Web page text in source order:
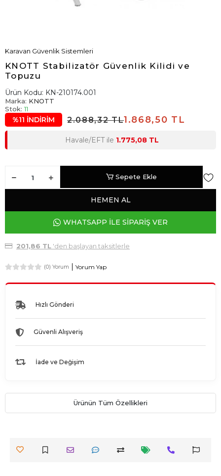
Karavan Güvenlik Sistemleri
KNOTT Stabilizatör Güvenlik Kilidi ve
Topuzu
Ürün Kodu: KN-210174.001
Marka: KNOTT
Stok: 11
%11 İNDİRİM 2.088,32 TL1.868,50 TL
Havale/EFT ile 1.775,08 TL
Sepete Ekle
HEMEN AL
WHATSAPP İLE SİPARİŞ VER
201,86 TL'den başlayan taksitlerle
(0) Yorum Yorum Yap
Hızlı Gönderi
Güvenli Alışveriş
İade ve Değişim
Ürünün Tüm Özellikleri